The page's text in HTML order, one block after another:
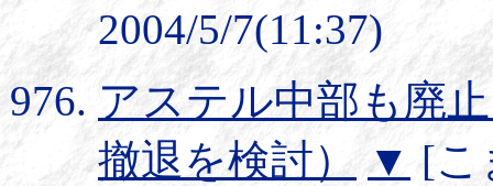
2004/5/7(11:37)
アステル中部も廃
撤退を検討） ▼ [こ